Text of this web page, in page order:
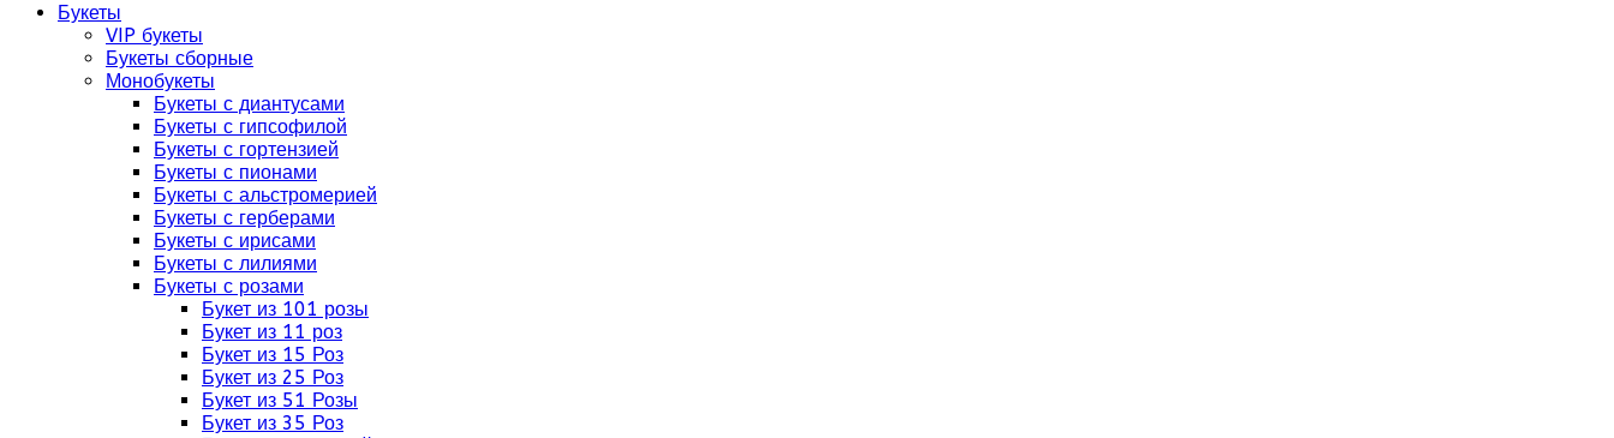
Букеты
VIP букеты
Букеты сборные
Монобукеты
Букеты с диантусами
Букеты с гипсофилой
Букеты с гортензией
Букеты с пионами
Букеты с альстромерией
Букеты с герберами
Букеты с ирисами
Букеты с лилиями
Букеты с розами
Букет из 101 розы
Букет из 11 роз
Букет из 15 Роз
Букет из 25 Роз
Букет из 51 Розы
Букет из 35 Роз